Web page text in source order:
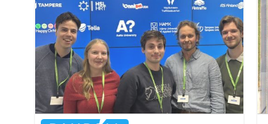
VR aloittaa lipunmyynnin 30.6.